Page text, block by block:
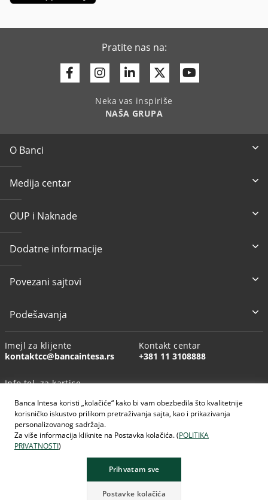
Banca Intesa koristi „kolačiće“ kako bi vam obezbedila što kvalitetnije
korisničko iskustvo prilikom pretraživanja sajta, kao i prikazivanja
personalizovanog sadržaja.
Za više informacija kliknite na Postavka kolačića. (POLITIKA
PRIVATNOSTI)
Prihvatam sve
Postavke kolačića
Pratite nas na:
FacebookInstagram
LinkedinTwitter
Neka vas inspiriše
NAŠA GRUPA
O Banci
Medija centar
OUP i Naknade
Dodatne informacije
Povezani sajtovi
Podešavanja
Imejl za klijente
kontaktcc@bancaintesa.rs
Kontakt centar
+381 11 3108888
Info tel. za kartice